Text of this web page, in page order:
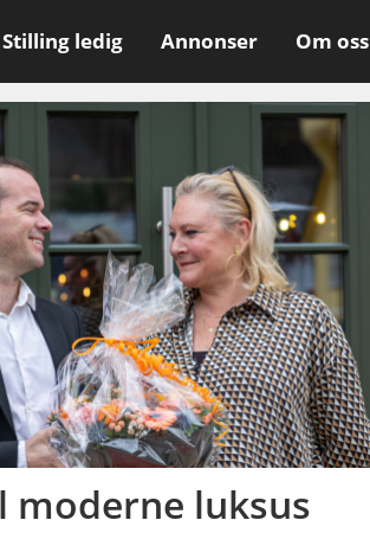
Stilling ledig Annonser Om oss
moderne luksus